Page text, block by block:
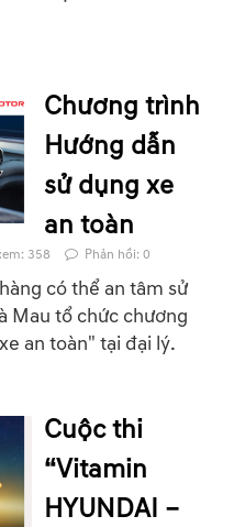
Chương trình
Hướng dẫn
sử dụng xe
an toàn
358 Phản hồi: 0
có thể an tâm sử
Mau tổ chức chương
an toàn" tại đại lý.
Cuộc thi
“Vitamin
HYUNDAI –